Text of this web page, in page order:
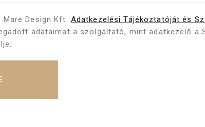
Design Kft. Adatkezelési Tájékoztatóját és
adataimat a szolgáltató, mint adatkezelő a